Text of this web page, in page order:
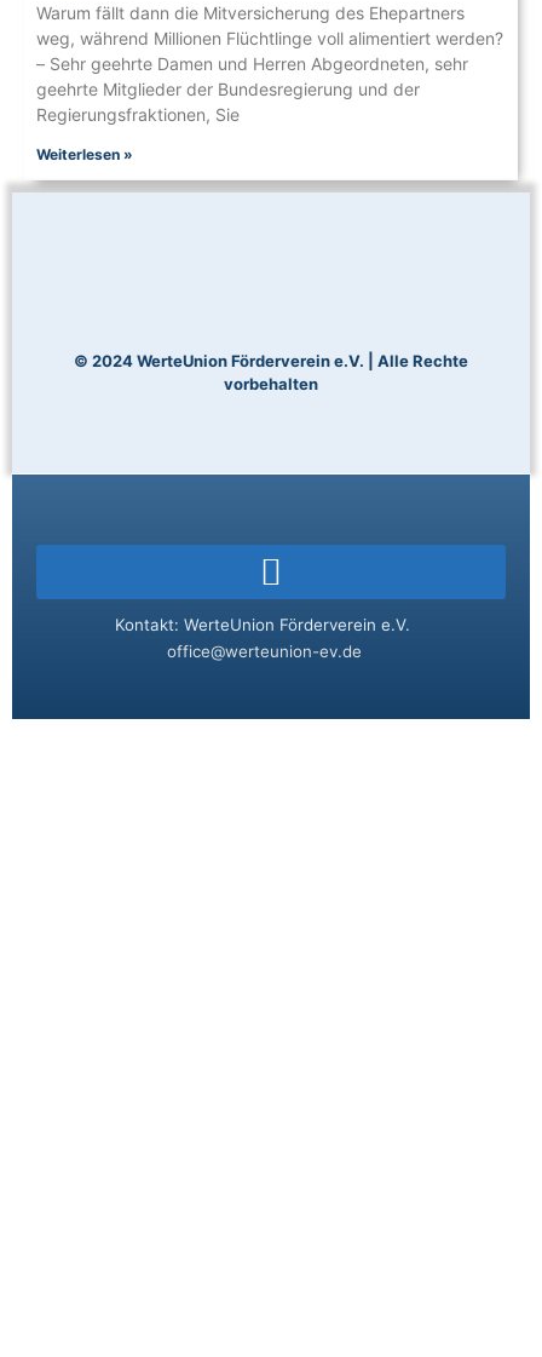
Warum fällt dann die Mitversicherung des Ehepartners
weg, während Millionen Flüchtlinge voll alimentiert werden?
– Sehr geehrte Damen und Herren Abgeordneten, sehr
geehrte Mitglieder der Bundesregierung und der
Regierungsfraktionen, Sie
Weiterlesen »
© 2024 WerteUnion Förderverein e.V. | Alle Rechte
vorbehalten
Kontakt: WerteUnion Förderverein e.V.
office@werteunion-ev.de